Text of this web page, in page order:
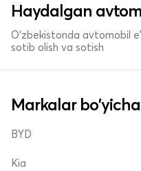
Haydalgan
O'zbekistonda avtomobil
sotib olish va sotish
Markalar
BYD
Kia